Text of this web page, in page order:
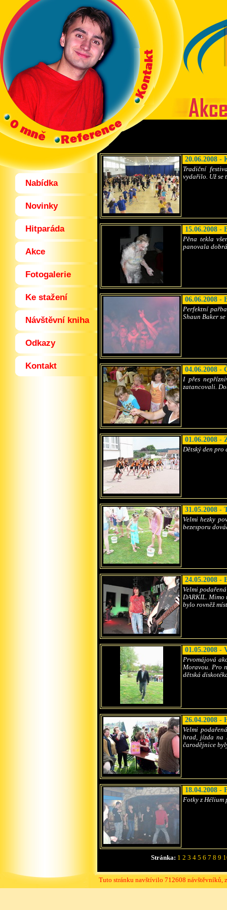
Nabídka
Novinky
Hitparáda
Akce
Fotogalerie
Ke stažení
Návštěvní kniha
Odkazy
Kontakt
20.06.2008 -
Tradiční
vydařilo. Už se
15.06.2008 -
Pěna tekla
panovala
06.06.2008 -
Perfektní
Shaun Baker se
04.06.2008 -
I přes
zatancovali.
01.06.2008 -
Dětský den pro
31.05.2008 -
Velmi hezky
bezesporu
24.05.2008 -
Velmi
DARKIL. Mimo
bylo rovněž
01.05.2008 -
Prvomájová
Moravou. Pro
dětská
26.04.2008 -
Velmi
hrad, jízda na
čarodějnice
18.04.2008
Fotky z Hélium
Stránka: 1 2 3 4 5 6 7 8 9
Tuto stránku navštívilo 712608 návštěvníků,